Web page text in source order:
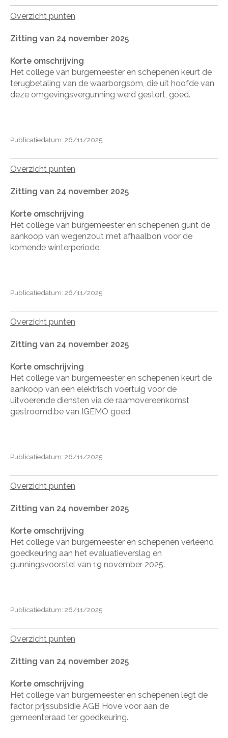
Overzicht punten
Zitting van 24 november 2025
Korte omschrijving
Het college van burgemeester en schepenen keurt de
terugbetaling van de waarborgsom, die uit hoofde van
deze omgevingsvergunning werd gestort, goed.
Publicatiedatum: 26/11/2025
Overzicht punten
Zitting van 24 november 2025
Korte omschrijving
Het college van burgemeester en schepenen gunt de
aankoop van wegenzout met afhaalbon voor de
komende winterperiode.
Publicatiedatum: 26/11/2025
Overzicht punten
Zitting van 24 november 2025
Korte omschrijving
Het college van burgemeester en schepenen keurt de
aankoop van een elektrisch voertuig voor de
uitvoerende diensten via de raamovereenkomst
gestroomd.be van IGEMO goed.
Publicatiedatum: 26/11/2025
Overzicht punten
Zitting van 24 november 2025
Korte omschrijving
Het college van burgemeester en schepenen verleend
goedkeuring aan het evaluatieverslag en
gunningsvoorstel van 19 november 2025.
Publicatiedatum: 26/11/2025
Overzicht punten
Zitting van 24 november 2025
Korte omschrijving
Het college van burgemeester en schepenen legt de
factor prijssubsidie AGB Hove voor aan de
gemeenteraad ter goedkeuring.